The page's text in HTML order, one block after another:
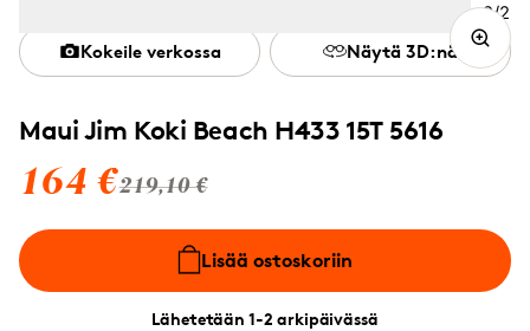
Maui Jim Koki Beach H433 15T 5616
164 €219,10 €
Lisää ostoskoriin
Lähetetään 1-2 arkipäivässä
Kokeile verkossa Näytä 3D:nä
Kuva
2/2
(Current image)